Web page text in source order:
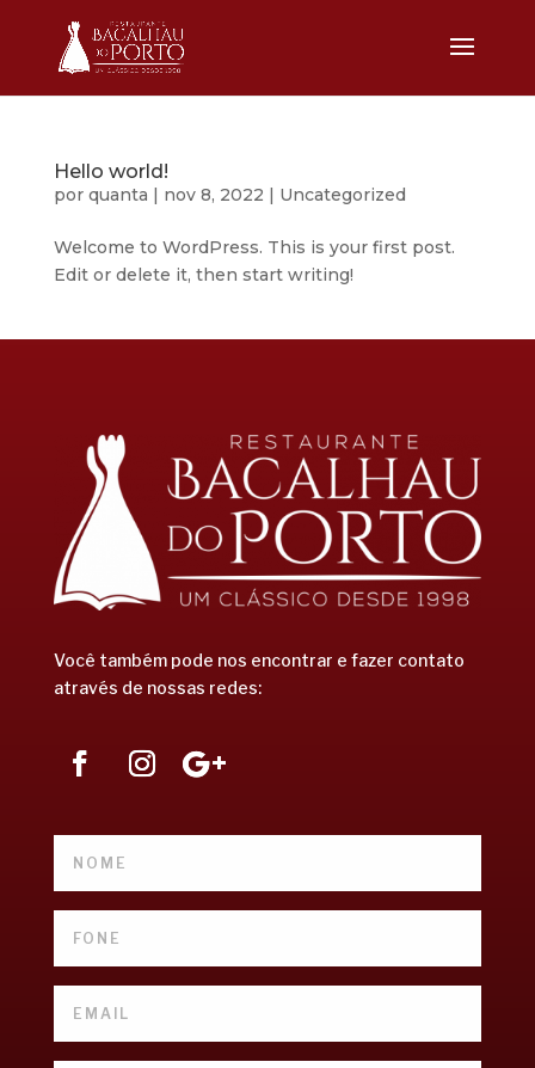
Hello world!
por quanta | nov 8, 2022 | Uncategorized
Welcome to WordPress. This is your first post.
Edit or delete it, then start writing!
Você também pode nos encontrar e fazer contato
através de nossas redes: